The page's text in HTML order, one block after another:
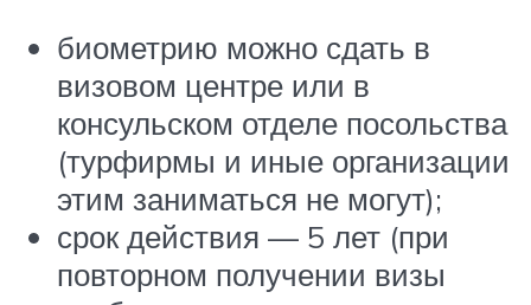
биометрию можно сдать в
визовом центре или в
консульском отделе посольства
(турфирмы и иные организации
этим заниматься не могут);
срок действия — 5 лет (при
повторном получении визы